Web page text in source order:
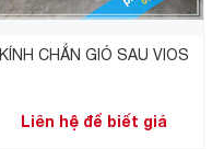
KÍNH CHẮN GIÓ SAU VIOS
Liên hệ để biết giá